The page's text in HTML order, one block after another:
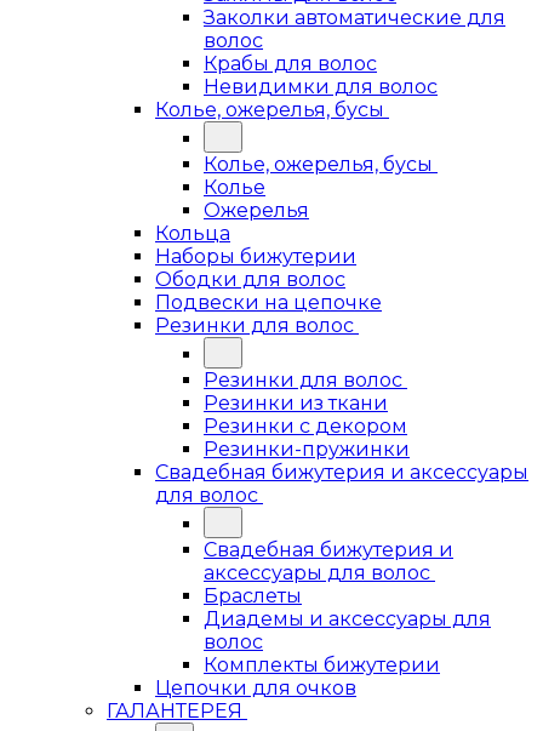
Заколки автоматические для
волос
Крабы для волос
Невидимки для волос
Колье, ожерелья, бусы
Колье, ожерелья, бусы
Колье
Ожерелья
Кольца
Наборы бижутерии
Ободки для волос
Подвески на цепочке
Резинки для волос
Резинки для волос
Резинки из ткани
Резинки с декором
Резинки-пружинки
Свадебная бижутерия и аксессуары
для волос
Свадебная бижутерия и
аксессуары для волос
Браслеты
Диадемы и аксессуары для
волос
Комплекты бижутерии
Цепочки для очков
ГАЛАНТЕРЕЯ